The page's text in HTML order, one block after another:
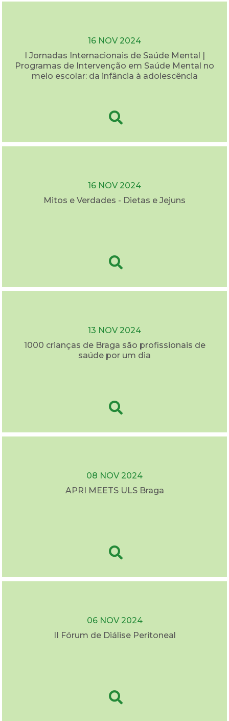
16 NOV 2024
I Jornadas Internacionais de Saúde Mental |
Programas de Intervenção em Saúde Mental no
meio escolar: da infância à adolescência
16 NOV 2024
Mitos e Verdades - Dietas e Jejuns
13 NOV 2024
1000 crianças de Braga são profissionais de
saúde por um dia
08 NOV 2024
APRI MEETS ULS Braga
06 NOV 2024
II Fórum de Diálise Peritoneal